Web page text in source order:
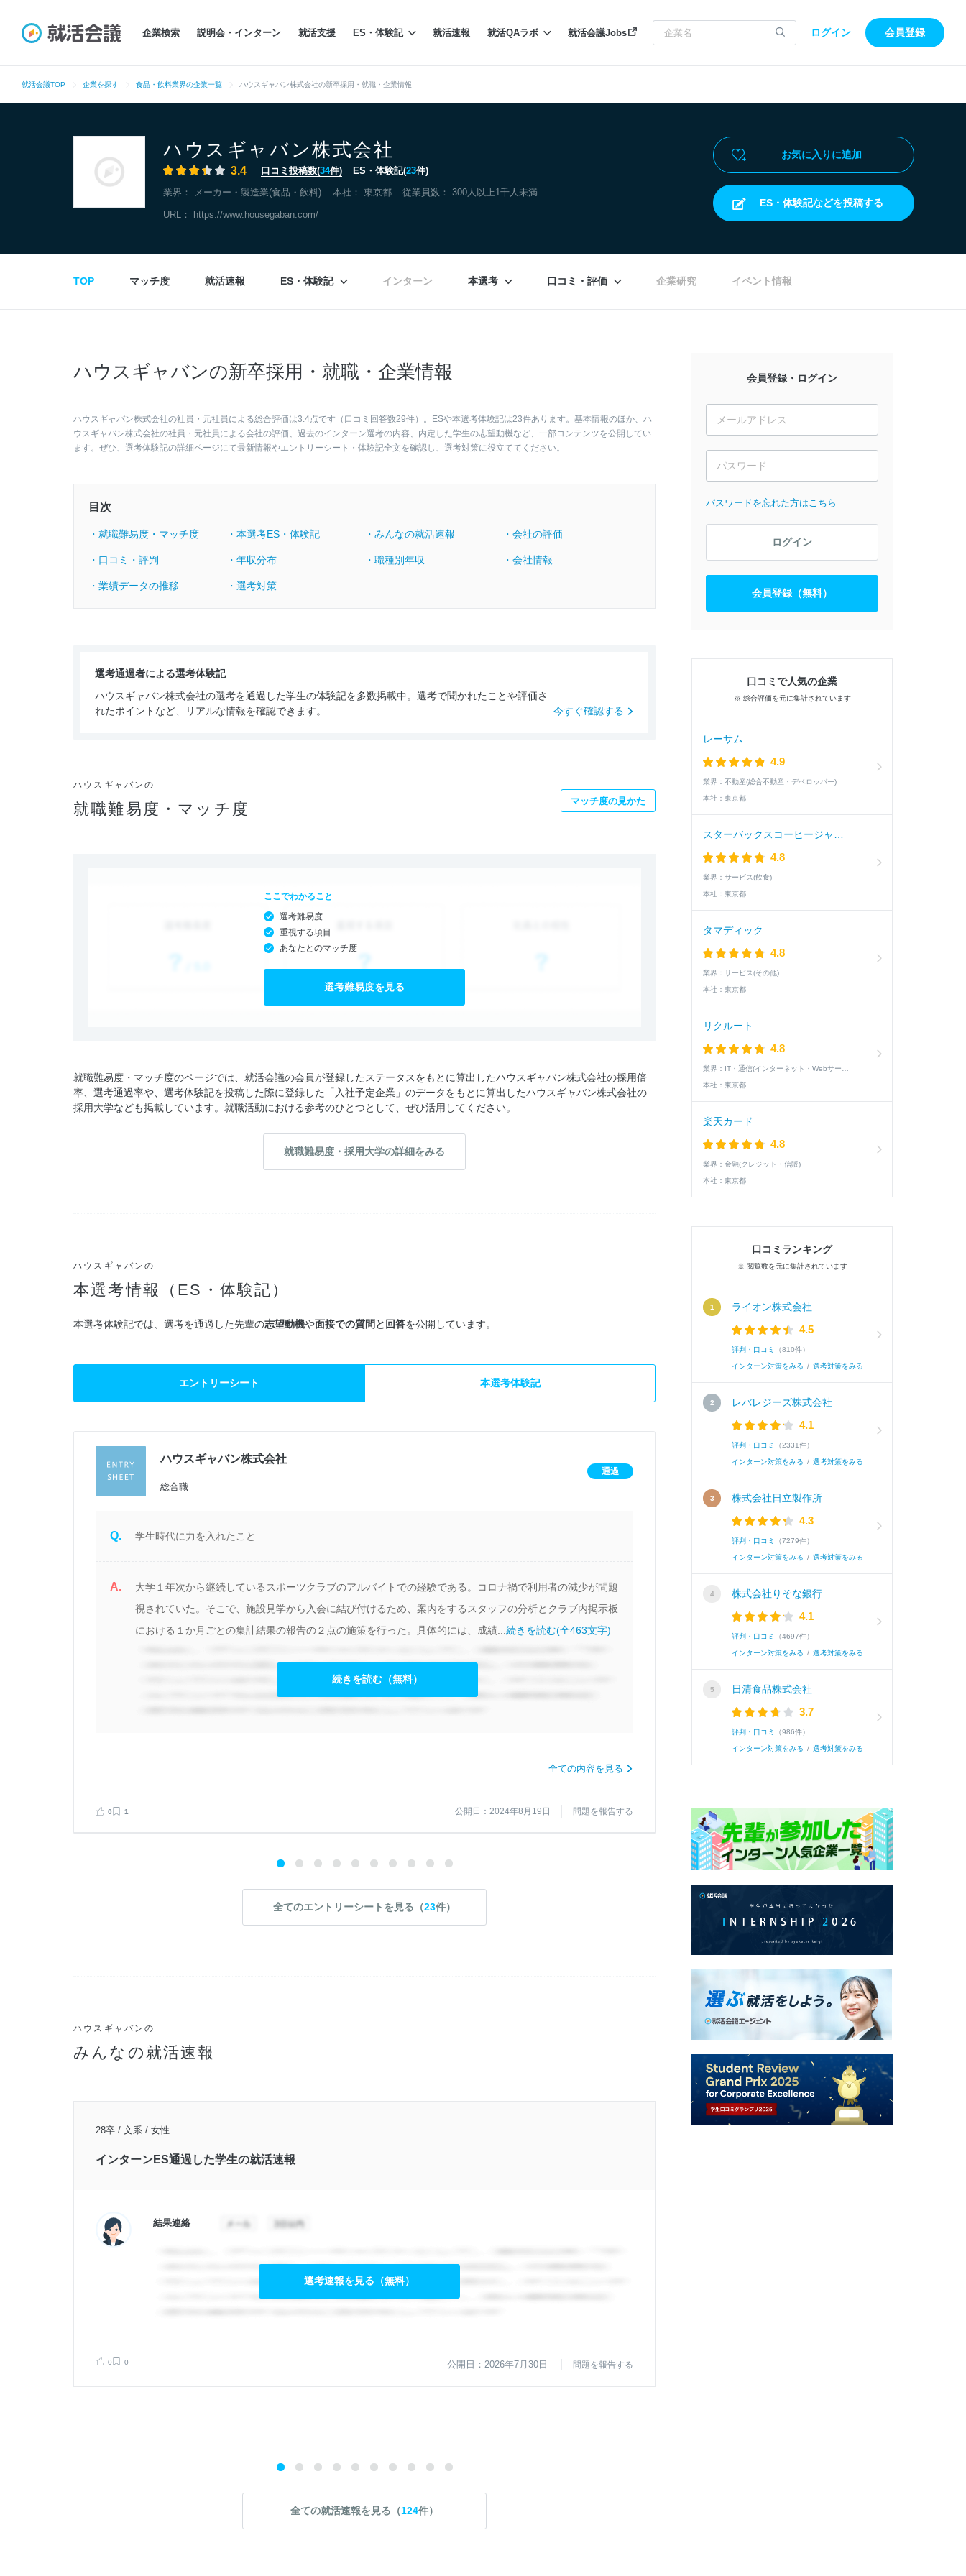
企業検索 説明会・インターン 就活支援 ES・体験記 就活速報 就活QAラボ 就活会議Jobs ログイン 会員登録
就活会議TOP 企業を探す 食品・飲料業界の企業一覧 ハウスギャバン株式会社の新卒採用・就職・企業情報
ハウスギャバン株式会社
3.4 口コミ投稿数(34件) ES・体験記(23件)
業界： メーカー・製造業(食品・飲料) 本社： 東京都 従業員数： 300人以上1千人未満
URL： https://www.housegaban.com/
お気に入りに追加
ES・体験記などを投稿する
TOP マッチ度 就活速報 ES・体験記 インターン 本選考 口コミ・評価 企業研究 イベント情報
ハウスギャバンの新卒採用・就職・企業情報
ハウスギャバン株式会社の社員・元社員による総合評価は3.4点です（口コミ回答数29件）。ESや本選考体験記は23件あります。基本情報のほか、ハ
ウスギャバン株式会社の社員・元社員による会社の評価、過去のインターン選考の内容、内定した学生の志望動機など、一部コンテンツを公開してい
ます。ぜひ、選考体験記の詳細ページにて最新情報やエントリーシート・体験記全文を確認し、選考対策に役立ててください。
目次
・就職難易度・マッチ度 ・本選考ES・体験記 ・みんなの就活速報 ・会社の評価
・口コミ・評判 ・年収分布 ・職種別年収 ・会社情報
・業績データの推移 ・選考対策
選考通過者による選考体験記
ハウスギャバン株式会社の選考を通過した学生の体験記を多数掲載中。選考で聞かれたことや評価さ
れたポイントなど、リアルな情報を確認できます。
今すぐ確認する
ハウスギャバンの
就職難易度・マッチ度 マッチ度の見かた
ここでわかること
選考難易度
重視する項目
あなたとのマッチ度
選考難易度を見る
就職難易度・マッチ度のページでは、就活会議の会員が登録したステータスをもとに算出したハウスギャバン株式会社の採用倍
率、選考通過率や、選考体験記を投稿した際に登録した「入社予定企業」のデータをもとに算出したハウスギャバン株式会社の
採用大学なども掲載しています。就職活動における参考のひとつとして、ぜひ活用してください。
就職難易度・採用大学の詳細をみる
ハウスギャバンの
本選考情報（ES・体験記）
本選考体験記では、選考を通過した先輩の志望動機や面接での質問と回答を公開しています。
エントリーシート 本選考体験記
ハウスギャバン株式会社
総合職
通過
Q. 学生時代に力を入れたこと
A.
大学１年次から継続しているスポーツクラブのアルバイトでの経験である。コロナ禍で利用者の減少が問題
視されていた。そこで、施設見学から入会に結び付けるため、案内をするスタッフの分析とクラブ内掲示板
における１か月ごとの集計結果の報告の２点の施策を行った。具体的には、成績... 続きを読む(全463文字)
続きを読む（無料）
全ての内容を見る
0 1 公開日：2024年8月19日 問題を報告する
ハウスギャバン株式会社
Q. 当社に入社したら挑戦したいこと
スパイスの持つ魅力や可能性をより多くの人に
全てのエントリーシートを見る（23件）
ハウスギャバンの
みんなの就活速報
28卒 / 文系 / 女性
インターンES通過した学生の就活速報
結果連絡
選考速報を見る（無料）
0 0 公開日：2026年7月30日 問題を報告する
全ての就活速報を見る（124件）
会員登録・ログイン
パスワードを忘れた方はこちら
ログイン
会員登録（無料）
口コミで人気の企業
※ 総合評価を元に集計されています
レーサム
4.9
業界： 不動産(総合不動産・デベロッパー)
本社： 東京都
4.8
業界： サービス(飲食)
本社： 東京都
タマディック
4.8
業界： サービス(その他)
本社： 東京都
リクルート
4.8
業界：
本社： 東京都
楽天カード
4.8
業界： 金融(クレジット・信販)
本社： 東京都
口コミランキング
※ 閲覧数を元に集計されています
ライオン株式会社
4.5
評判・口コミ （810件）
インターン対策をみる / 選考対策をみる
レバレジーズ株式会社
4.1
評判・口コミ （2331件）
インターン対策をみる / 選考対策をみる
株式会社日立製作所
4.3
評判・口コミ （7279件）
インターン対策をみる / 選考対策をみる
株式会社りそな銀行
4.1
評判・口コミ （4697件）
インターン対策をみる / 選考対策をみる
日清食品株式会社
3.7
評判・口コミ （986件）
インターン対策をみる / 選考対策をみる